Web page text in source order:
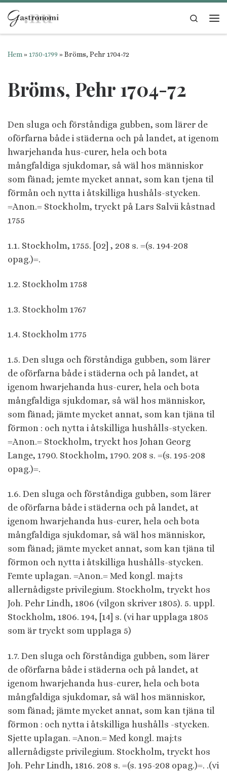
Hoppa till innehåll
Search
Hem »1750-1799 »Bröms, Pehr 1704-72
Bröms, Pehr 1704-72
Den sluga och förståndiga gubben, som lärer de
oförfarna både i städerna och på landet, at igenom
hwarjehanda hus-curer, hela och bota
mångfaldiga sjukdomar, så wäl hos människor
som fänad; jemte mycket annat, som kan tjena til
förmån och nytta i åtskilliga hushåls-stycken.
=Anon.= Stockholm, tryckt på Lars Salvii kåstnad
1755
1.1. Stockholm, 1755. [02] , 208 s. =(s. 194-208
opag.)=.
1.2. Stockholm 1758
1.3. Stockholm 1767
1.4. Stockholm 1775
1.5. Den sluga och förståndiga gubben, som lärer
de oförfarna både i städerna och på landet, at
igenom hwarjehanda hus-curer, hela och bota
mångfaldiga sjukdomar, så wäl hos människor,
som fänad; jämte mycket annat, som kan tjäna til
förmon : och nytta i åtskilliga hushålls-stycken.
=Anon.= Stockholm, tryckt hos Johan Georg
Lange, 1790. Stockholm, 1790. 208 s. =(s. 195-208
opag.)=.
1.6. Den sluga och förståndiga gubben, som lärer
de oförfarna både i städerna och på landet, at
igenom hwarjehanda hus-curer, hela och bota
mångfaldiga sjukdomar, så wäl hos människor,
som fänad; jämte mycket annat, som kan tjäna til
förmon och nytta i åtskilliga hushålls-stycken.
Femte uplagan. =Anon.= Med kongl. maj:ts
allernådigste privilegium. Stockholm, tryckt hos
Joh. Pehr Lindh, 1806 (vilgon skriver 1805). 5. uppl.
Stockholm, 1806. 194, [14] s. (vi har upplaga 1805
som är tryckt som upplaga 5)
1.7. Den sluga och förståndiga gubben, som lärer
de oförfarna både i städerna och på landet, at
igenom hwarjehanda hus-curer, hela och bota
mångfaldiga sjukdomar, så wäl hos människor,
som fänad; jämte mycket annat, som kan tjäna til
förmon : och nytta i åtskilliga hushålls -stycken.
Sjette uplagan. =Anon.= Med kongl. maj:ts
allernådigste privilegium. Stockholm, tryckt hos
Joh. Pehr Lindh, 1816. 208 s. =(s. 195-208 opag.)=. .(vi